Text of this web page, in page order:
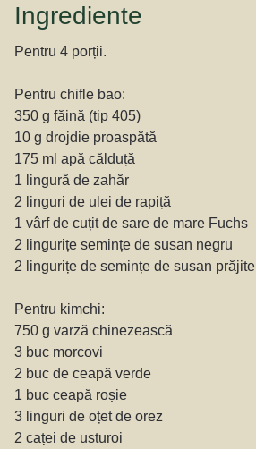
Ingrediente
Pentru 4 porții.
Pentru chifle bao:
350 g făină (tip 405)
10 g drojdie proaspătă
175 ml apă călduță
1 lingură de zahăr
2 linguri de ulei de rapiță
1 vârf de cuțit de sare de mare Fuchs
2 lingurițe semințe de susan negru
2 lingurițe de semințe de susan prăjite
Pentru kimchi:
750 g varză chinezească
3 buc morcovi
2 buc de ceapă verde
1 buc ceapă roșie
3 linguri de oțet de orez
2 caței de usturoi